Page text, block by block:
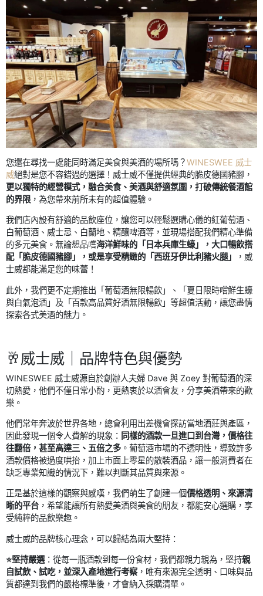
您還在尋找一處能同時滿足美食與美酒的場所嗎？WINESWEE 威士
威絕對是您不容錯過的選擇！威士威不僅提供經典的脆皮德國豬腳，
更以獨特的經營模式，融合美食、美酒與舒適氛圍，打破傳統餐酒館
的界限 ，為您帶來前所未有的超值體驗。
我們店內設有舒適的品飲座位，讓您可以輕鬆選購心儀的紅葡萄酒、
白葡萄酒、威士忌、白蘭地、精釀啤酒等，並現場搭配我們精心準備
的多元美食。無論想品嚐海洋鮮味的「日本兵庫生蠔」，大口暢飲搭
配「脆皮德國豬腳」，或是享受精緻的「西班牙伊比利豬火腿」
，威
士威都能滿足您的味蕾！
此外，我們更不定期推出「葡萄酒無限暢飲」、「夏日限時嚐鮮生蠔
與白氣泡酒」及「百款高品質好酒無限暢飲」等超值活動，讓您盡情
探索各式美酒的魅力。
🥂威士威｜品牌特色與優勢
WINESWEE 威士威源自於創辦人夫婦 Dave 與 Zoey 對葡萄酒的深
切熱愛，他們不僅日常小酌，更熱衷於以酒會友，分享美酒帶來的歡
樂。
他們常年奔波於世界各地，總會利用出差機會探訪當地酒莊與產區，
因此發現一個令人費解的現象： 同樣的酒款一旦進口到台灣，價格往
往翻倍，甚至高達三、五倍之多 。葡萄酒市場的不透明性，導致許多
酒款價格被過度哄抬，加上市面上零星的散裝酒品，讓一般消費者在
缺乏專業知識的情況下，難以判斷其品質與來源。
正是基於這樣的觀察與感嘆，我們萌生了創建一個價格透明、來源清
晰的平台 ，希望能讓所有熱愛美酒與美食的朋友，都能安心選購，享
受純粹的品飲樂趣。
威士威的品牌核心理念，可以歸結為兩大堅持：
⭐️堅持嚴選：從每一瓶酒款到每一份食材，我們都親力親為，堅持親
自試飲、試吃，並深入產地進行考察，唯有來源完全透明、口味與品
質都達到我們的嚴格標準後，才會納入採購清單。